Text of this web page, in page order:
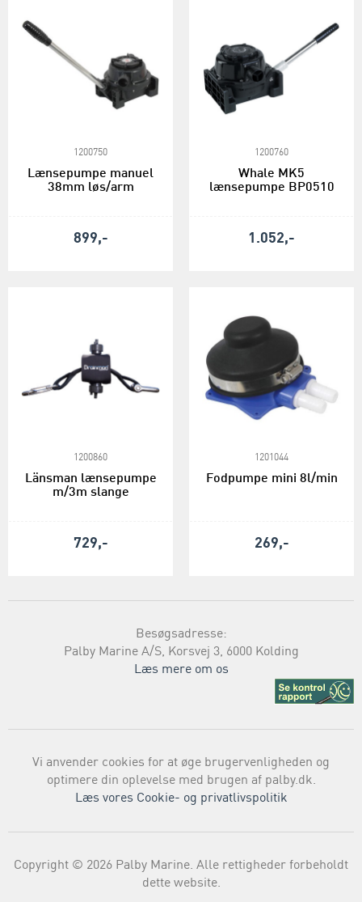
1200750
Lænsepumpe manuel
38mm løs/arm
899,-
1200760
Whale MK5
lænsepumpe BP0510
1.052,-
1200860
Länsman lænsepumpe
m/3m slange
729,-
1201044
Fodpumpe mini 8l/min
269,-
Besøgsadresse:
Palby Marine A/S, Korsvej 3, 6000 Kolding
Læs mere om os
Vi anvender cookies for at øge brugervenligheden og
optimere din oplevelse med brugen af palby.dk.
Læs vores Cookie- og privatlivspolitik
Copyright © 2026 Palby Marine. Alle rettigheder forbeholdt
dette website.